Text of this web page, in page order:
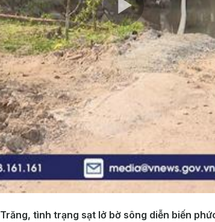
Play
Video
tình trạng sạt lở bờ sông diễn biến